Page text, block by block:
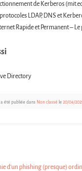
de Kerberos
protocoles LDAP, DNS et
Rapide et Permanent –
Directory
été publiée dans Non classé le 20/04/
d’un phishing (presque)